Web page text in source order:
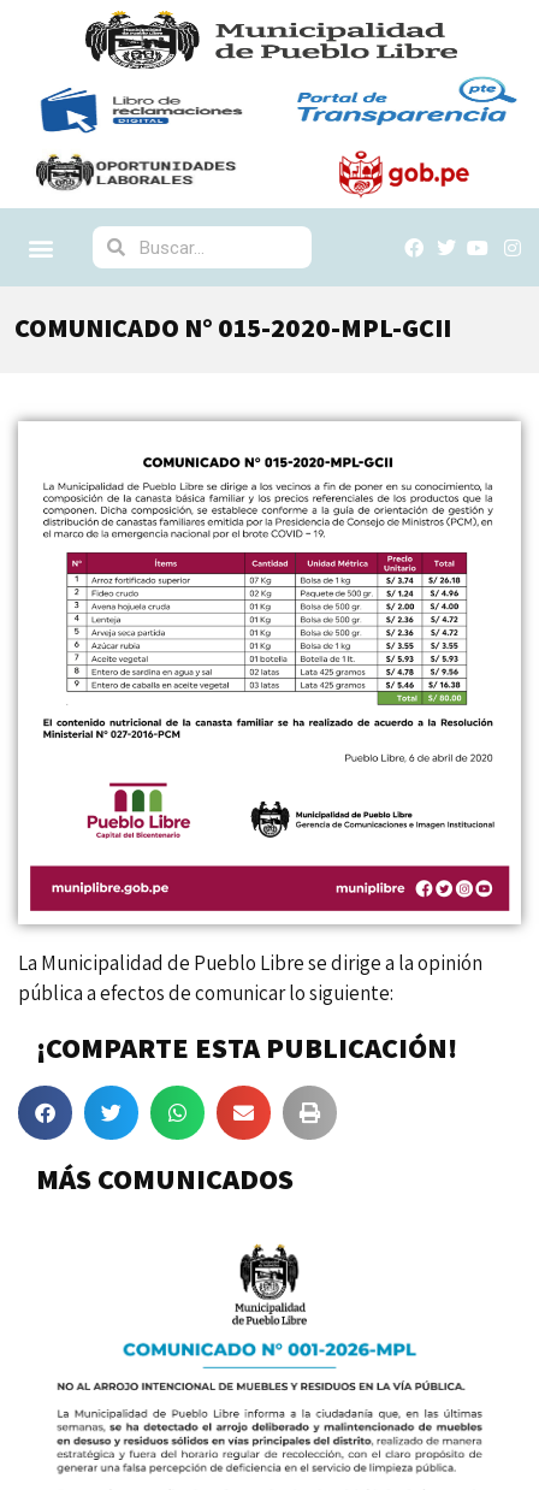
COMUNICADO N° 015-2020-MPL-GCII
La Municipalidad de Pueblo Libre se dirige a la opinión
pública a efectos de comunicar lo siguiente:
¡COMPARTE ESTA PUBLICACIÓN!
MÁS COMUNICADOS